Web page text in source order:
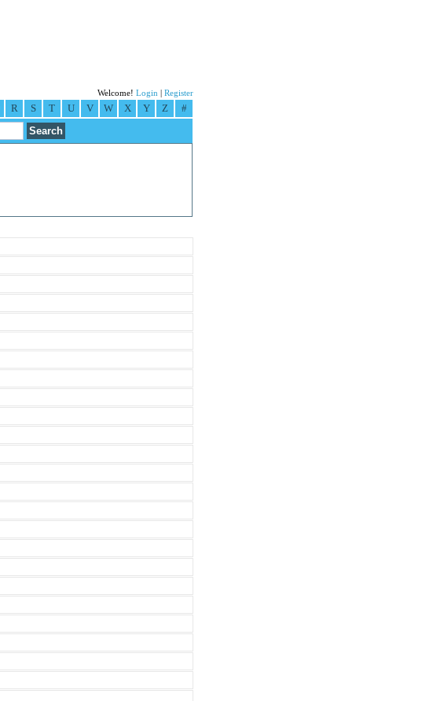
Welcome! Login Register
R S T U V W X Y Z #